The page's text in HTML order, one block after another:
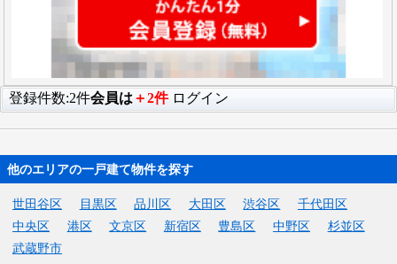
登録件数:2件会員は ＋2件 ログイン
他のエリアの一戸建て物件を探す
世田谷区 目黒区 品川区 大田区 渋谷区
千代田区
中央区
港区 文京区 新宿区 豊島区 中野区
杉並区
武蔵野市